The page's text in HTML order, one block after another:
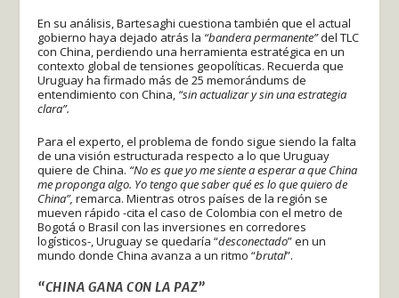
En su análisis, Bartesaghi cuestiona también que el actual
gobierno haya dejado atrás la “bandera permanente”del TLC
con China, perdiendo una herramienta estratégica en un
contexto global de tensiones geopolíticas. Recuerda que
Uruguay ha firmado más de 25 memorándums de
entendimiento con China, “sin actualizar y sin una estrategia
clara”.
Para el experto, el problema de fondo sigue siendo la falta
de una visión estructurada respecto a lo que Uruguay
quiere de China. “No es que yo me siente a esperar a que China
me proponga algo. Yo tengo que saber qué es lo que quiero de
China”,remarca. Mientras otros países de la región se
mueven rápido -cita el caso de Colombia con el metro de
Bogotá o Brasil con las inversiones en corredores
logísticos-, Uruguay se quedaría “desconectado” en un
mundo donde China avanza a un ritmo “brutal”.
“CHINA GANA CON LA PAZ”